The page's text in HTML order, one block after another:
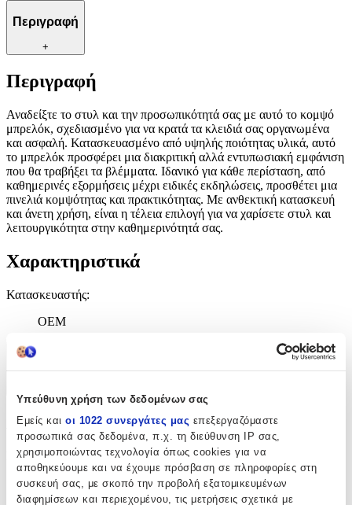
Υπεύθυνη χρήση των δεδομένων σας
Εμείς και οι 1022 συνεργάτες μας επεξεργαζόμαστε
προσωπικά σας δεδομένα, π.χ. τη διεύθυνση IP σας,
χρησιμοποιώντας τεχνολογία όπως cookies για να
αποθηκεύουμε και να έχουμε πρόσβαση σε πληροφορίες στη
συσκευή σας, με σκοπό την προβολή εξατομικευμένων
διαφημίσεων και περιεχομένου, τις μετρήσεις σχετικά με
Περιγραφή
+
Περιγραφή
Αναδείξτε το στυλ και την προσωπικότητά σας με αυτό το κομψό
μπρελόκ, σχεδιασμένο για να κρατά τα κλειδιά σας οργανωμένα
και ασφαλή. Κατασκευασμένο από υψηλής ποιότητας υλικά, αυτό
το μπρελόκ προσφέρει μια διακριτική αλλά εντυπωσιακή εμφάνιση
που θα τραβήξει τα βλέμματα. Ιδανικό για κάθε περίσταση, από
καθημερινές εξορμήσεις μέχρι ειδικές εκδηλώσεις, προσθέτει μια
πινελιά κομψότητας και πρακτικότητας. Με ανθεκτική κατασκευή
και άνετη χρήση, είναι η τέλεια επιλογή για να χαρίσετε στυλ και
λειτουργικότητα στην καθημερινότητά σας.
Χαρακτηριστικά
Κατασκευαστής:
OEM
Χαρακτηριστικά
Χαρακτηριστικά
Κατασκευαστής:
OEM